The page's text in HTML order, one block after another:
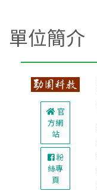
單位簡介
官
方網
站
粉
絲專
頁